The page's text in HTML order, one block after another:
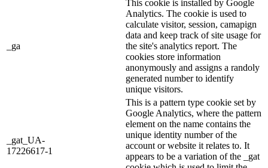
_ga
This cookie is installed by Google
Analytics. The cookie is used to
calculate visitor, session, camapign
data and keep track of site usage for
the site's analytics report. The
cookies store information
anonymously and assigns a randoly
generated number to identify
unique visitors.
_gat_UA-
17226617-1
This is a pattern type cookie set by
Google Analytics, where the pattern
element on the name contains the
unique identity number of the
account or website it relates to. It
appears to be a variation of the _gat